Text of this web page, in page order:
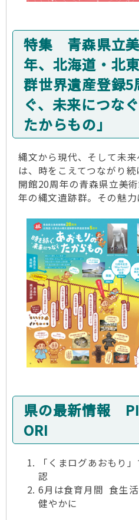
特集 青森県立
年、北海道・北
群世界遺産登録
ぐ、未来につな
たからもの」
縄文から現代、そして未
は、時をこえてつながり続
開館20周年の青森県立美
年の縄文遺跡群。その魅力
県の最新情報
ORI
「くまログあおもり
認
6月は食育月間 食生
健やかに